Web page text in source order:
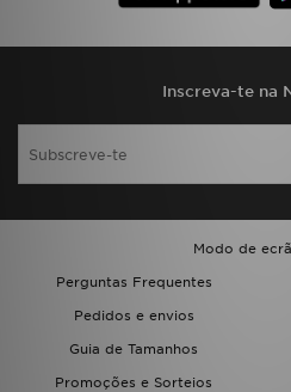
Inscreva-te na
Modo de
Perguntas Frequentes
Pedidos e envios
Guia de Tamanhos
Promoções e Sorteios